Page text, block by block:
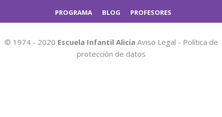
PROGRAMA BLOG PROFESORES
© 1974 - 2020 Escuela Infantil Alicia Aviso Legal - Política de
protección de datos